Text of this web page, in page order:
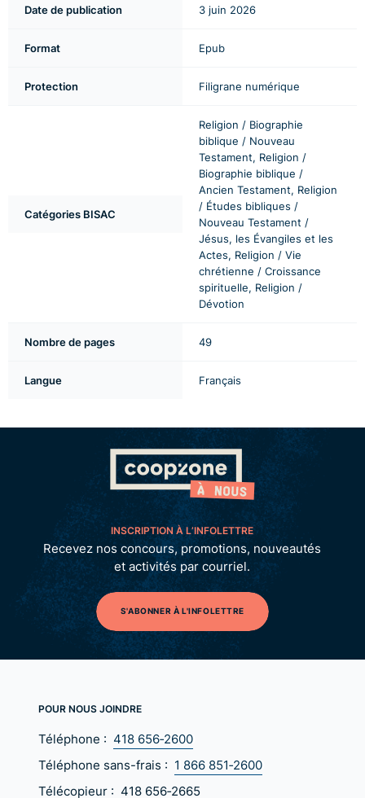
Date de publication 3 juin 2026
Format Epub
Protection Filigrane numérique
Catégories BISAC
Religion / Biographie
biblique / Nouveau
Testament, Religion /
Biographie biblique /
Ancien Testament, Religion
/ Études bibliques /
Nouveau Testament /
Jésus, les Évangiles et les
Actes, Religion / Vie
chrétienne / Croissance
spirituelle, Religion /
Dévotion
Nombre de pages 49
Langue Français
INSCRIPTION À L’INFOLETTRE
Recevez nos concours, promotions, nouveautés
et activités par courriel.
S'ABONNER À L'INFOLETTRE
POUR NOUS JOINDRE
Téléphone : 418 656‑2600
Téléphone sans-frais : 1 866 851‑2600
Télécopieur : 418 656‑2665